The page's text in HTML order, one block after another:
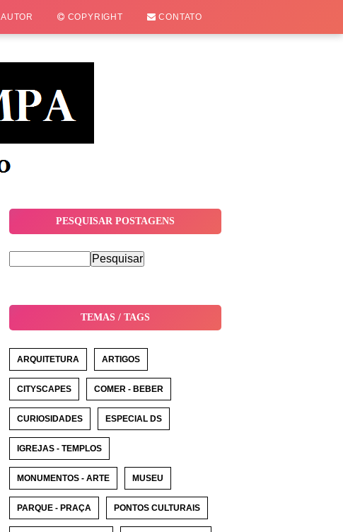
AUTOR COPYRIGHT CONTATO
PESQUISAR POSTAGENS
TEMAS / TAGS
ARQUITETURA ARTIGOS
CITYSCAPES COMER - BEBER
CURIOSIDADES ESPECIAL DS
IGREJAS - TEMPLOS
MONUMENTOS - ARTE MUSEU
PARQUE - PRAÇA PONTOS CULTURAIS